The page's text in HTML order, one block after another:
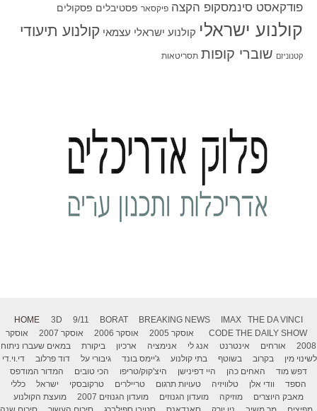
פודקאסט סינמסקופ הקצה פיקסאר פסטיבלים פסקולים
קולנוע ישראלי קולנוע ישראלי עצמאי קולנוע תיעודי
קטנוניזם שוברי קופות תסריטאות
HOME 3D 9/11 BORAT BREAKING NEWS IMAX
THE DA VINCI
CODE THE DAILY SHOW אוסקר 2005 אוסקר 2006 אוסקר 2007
אוסקר
2008
אורחים אינטרנט אנג לי אנימציה ארכיון ביקורת
במאים שעברו ניתוח
לשינוי מין
בקרוב בשוטף בתי קולנוע ג'יימס בונד גיבורי על דוד פרלוב
די.וי.די
דפש מוד
האחים כהן היי דפינישן היצ'קוק/טריפו הכי טובים
המדור המודפס
הספד
וודי אלן טלוויזיה טעויות תרגום טריילרים טרקובסקי ישראל
כללי
מאבק היוצרים
מוזיקה מועדון הגנוזים מועדון הגנוזים 2007
מועצת הקולנוע